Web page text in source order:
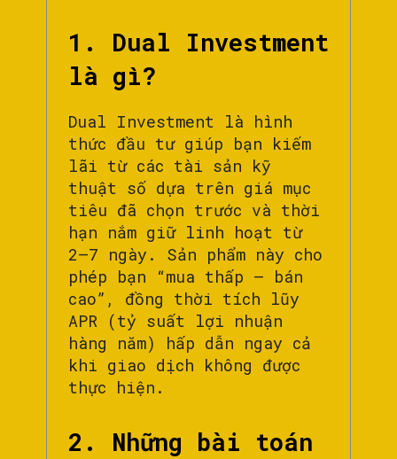
1. Dual Investment
là gì?
Dual Investment là hình
thức đầu tư giúp bạn kiếm
lãi từ các tài sản kỹ
thuật số dựa trên giá mục
tiêu đã chọn trước và thời
hạn nắm giữ linh hoạt từ
2–7 ngày. Sản phẩm này cho
phép bạn “mua thấp – bán
cao”, đồng thời tích lũy
APR (tỷ suất lợi nhuận
hàng năm) hấp dẫn ngay cả
khi giao dịch không được
thực hiện.
2. Những bài toán